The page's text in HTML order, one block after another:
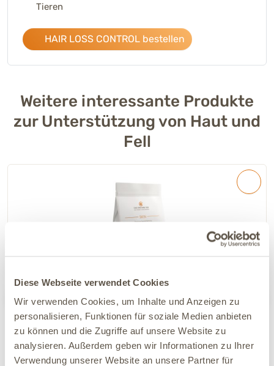
Diese Webseite verwendet Cookies
Wir verwenden Cookies, um Inhalte und Anzeigen zu
personalisieren, Funktionen für soziale Medien anbieten
zu können und die Zugriffe auf unsere Website zu
analysieren. Außerdem geben wir Informationen zu Ihrer
Verwendung unserer Website an unsere Partner für
Tieren
HAIR LOSS CONTROL bestellen
Weitere interessante Produkte
zur Unterstützung von Haut und
Fell
2 Varianten
SKIN – 10 kg Trockenfutter Hund
Für Hunde zur Unterstützung des Hautstoffwechsels mit
Monoprotein Kaninchen & Kartoffel